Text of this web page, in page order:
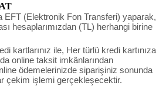
EFT (Elektronik Fon Transferi) yaparak,
hesaplarımızdan (TL) herhangi birine
kartlarınız ile, Her türlü kredi kartınıza
online taksit imkânlarından
ödemelerinizde siparişiniz sonunda
çekim işlemi gerçekleşecektir.